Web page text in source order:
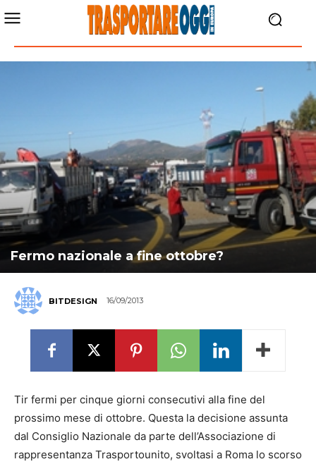
Fermo nazionale a fine ottobre?
BITDESIGN 16/09/2013
Tir fermi per cinque giorni consecutivi alla fine del
prossimo mese di ottobre. Questa la decisione assunta
dal Consiglio Nazionale da parte dell’Associazione di
rappresentanza Trasportounito, svoltasi a Roma lo scorso